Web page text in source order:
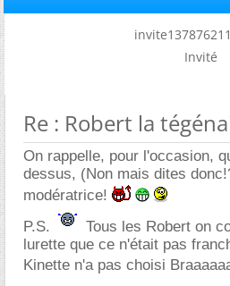
Invité
Re : Robert la
On rappelle, pour l'occasion,
dessus, (Non mais dites
modératrice!
P.S.
Tous les Robert on
lurette que ce n'était pas
Kinette n'a pas choisi